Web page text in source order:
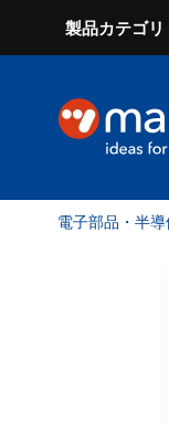
製品カテゴリ
電子部品・半